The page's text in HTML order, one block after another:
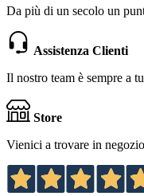
Da più di un secolo un
Assistenza Clienti
Il nostro team è sempre a
Store
Vienici a trovare in